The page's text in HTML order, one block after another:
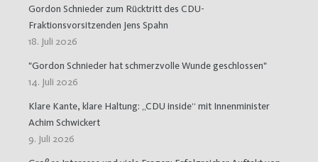
Gordon Schnieder zum Rücktritt des CDU-
Fraktionsvorsitzenden Jens Spahn
18. Juli 2026
"Gordon Schnieder hat schmerzvolle Wunde geschlossen"
14. Juli 2026
Klare Kante, klare Haltung: „CDU inside“ mit Innenminister
Achim Schwickert
9. Juli 2026